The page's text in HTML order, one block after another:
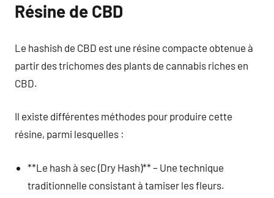
Résine de CBD
Le hashish de CBD est une résine compacte obtenue à
partir des trichomes des plants de cannabis riches en
CBD.
Il existe différentes méthodes pour produire cette
résine, parmi lesquelles :
**Le hash à sec (Dry Hash)** – Une technique
traditionnelle consistant à tamiser les fleurs.